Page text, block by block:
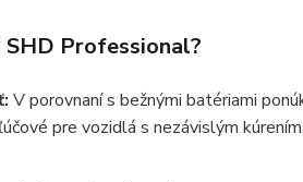
Professional?
V porovnaní s bežnými batériami
pre vozidlá s nezávislým